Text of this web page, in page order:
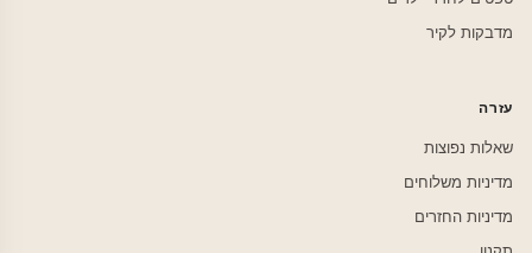
מדבקות לקיר
עזרה
שאלות נפוצות
מדיניות משלוחים
מדיניות החזרים